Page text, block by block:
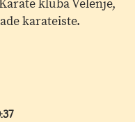
kluba Velenje,
karateiste.